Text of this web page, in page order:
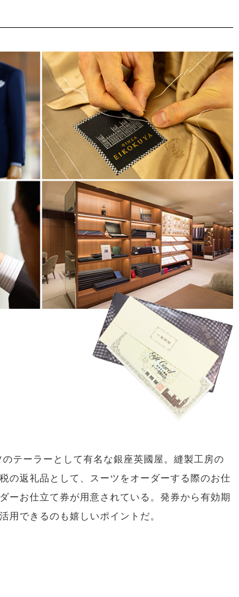
テーラーとして有名な銀座英國屋。縫製工房の
の返礼品として、スーツをオーダーする際のお仕
ーお仕立て券が用意されている。発券から有効期
用できるのも嬉しいポイントだ。